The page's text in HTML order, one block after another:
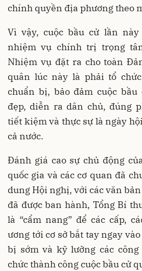
chính quyền địa phương theo
Vì vậy, cuộc bầu cử lần
nhiệm vụ chính trị trọng
Nhiệm vụ đặt ra cho toàn
quân lúc này là phải tổ
chuẩn bị, bảo đảm cuộc
đẹp, diễn ra dân chủ, đúng
tiết kiệm và thực sự là ngày
cả nước.
Đánh giá cao sự chủ động
quốc gia và các cơ quan đã
dung Hội nghị, với các văn
đã được ban hành, Tổng Bí
là “cẩm nang” để các cấp,
ương tới cơ sở bắt tay ngay
bị sớm và kỹ lưỡng các
chức thành công cuộc bầu cử